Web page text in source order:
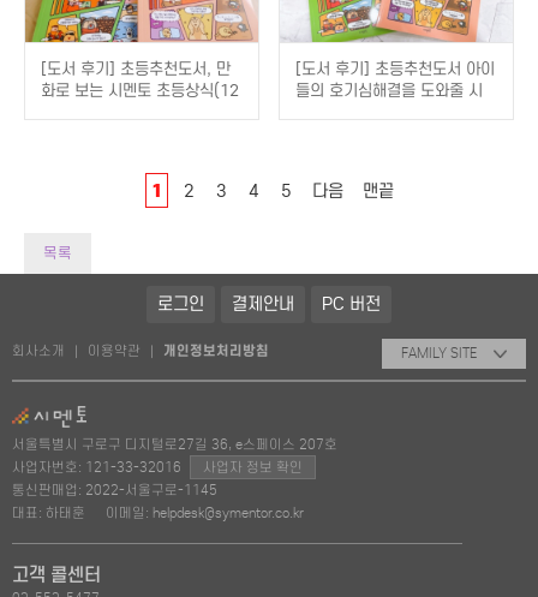
[도서 후기] 초등추천도서, 만
화로 보는 시멘토 초등상식(12
[도서 후기] 초등추천도서 아이
들의 호기심해결을 도와줄 시
1 2 3 4 5 다음 맨끝
목록
로그인 결제안내 PC 버전
회사소개 이용약관 개인정보처리방침 FAMILY SITE
서울특별시 구로구 디지털로27길 36, e스페이스 207호
사업자번호: 121-33-32016
사업자 정보 확인
통신판매업: 2022-서울구로-1145
대표: 하태훈
이메일: helpdesk@symentor.co.kr
고객 콜센터